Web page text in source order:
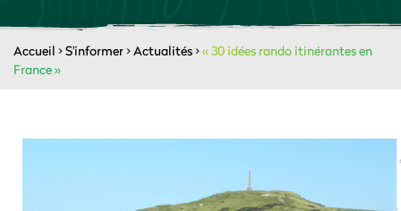
Accueil >S'informer>Actualités>« 30 idées rando itinérantes en
France »